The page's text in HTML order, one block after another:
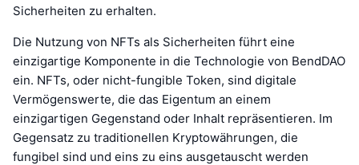
Sicherheiten zu erhalten.
Die Nutzung von NFTs als Sicherheiten führt eine
einzigartige Komponente in die Technologie von BendDAO
ein. NFTs, oder nicht-fungible Token, sind digitale
Vermögenswerte, die das Eigentum an einem
einzigartigen Gegenstand oder Inhalt repräsentieren. Im
Gegensatz zu traditionellen Kryptowährungen, die
fungibel sind und eins zu eins ausgetauscht werden